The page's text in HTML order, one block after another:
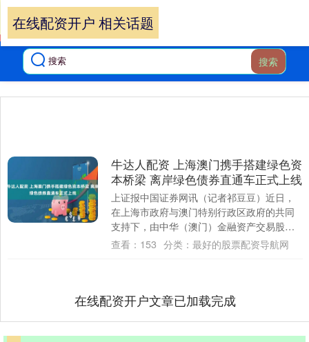
搜索
在线配资开户 相关话题
牛达人配资 上海澳门携手搭建绿色资
本桥梁 离岸绿色债券直通车正式上线
上证报中国证券网讯（记者祁豆豆）近日，
在上海市政府与澳门特别行政区政府的共同
支持下，由中华（澳门）金融资产交易股份
有限公司（简称“MOX澳交所”）主办、上海
查看： 153 分类： 最好的股票配资导航网
在线配资开户文章已加载完成